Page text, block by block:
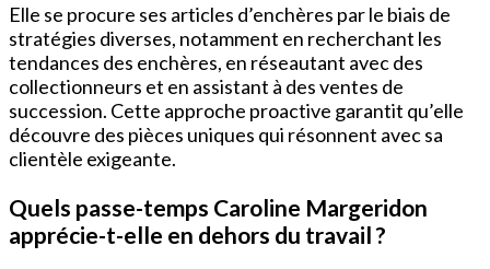
Elle se procure ses articles d’enchères par le biais de
stratégies diverses, notamment en recherchant les
tendances des enchères, en réseautant avec des
collectionneurs et en assistant à des ventes de
succession. Cette approche proactive garantit qu’elle
découvre des pièces uniques qui résonnent avec sa
clientèle exigeante.
Quels passe-temps Caroline Margeridon
apprécie-t-elle en dehors du travail ?